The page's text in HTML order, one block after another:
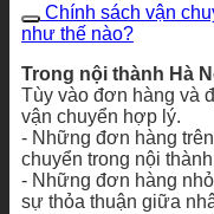
Chính sách vận
như thế nào?
Trong nội thành Hà
Tùy vào đơn hàng và
vận chuyển hợp lý.
- Những đơn hàng
chuyển trong nội
- Những đơn hàng
sự thỏa thuận giữa